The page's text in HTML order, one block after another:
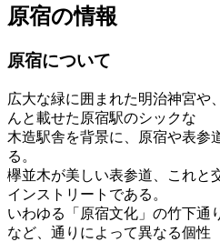
原宿の情報
原宿について
広大な緑に囲まれた明治神宮や
んと載せた原宿駅のシックな
木造駅舎を背景に、原宿や表参
る。
欅並木が美しい表参道、これと
インストリートである。
いわゆる「原宿文化」の竹下通
など、通りによって異なる個性